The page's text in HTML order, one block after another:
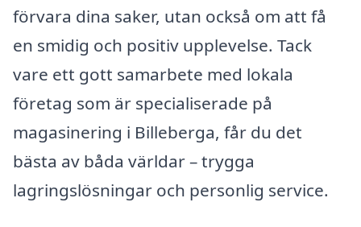
förvara dina saker, utan också om att få
en smidig och positiv upplevelse. Tack
vare ett gott samarbete med lokala
företag som är specialiserade på
magasinering i Billeberga, får du det
bästa av båda världar – trygga
lagringslösningar och personlig service.